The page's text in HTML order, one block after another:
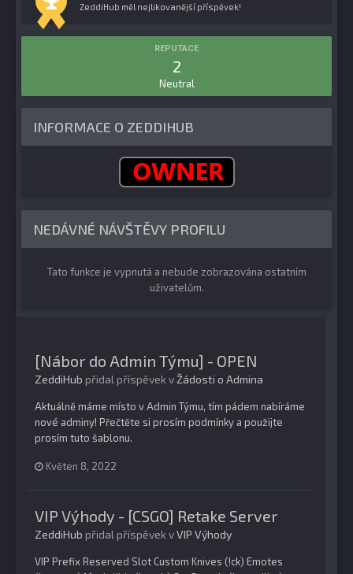
ZeddiHub měl nejlikovanější příspěvek!
REPUTACE
2
Neutral
INFORMACE O ZEDDIHUB
NEDÁVNÉ NÁVŠTĚVY PROFILU
Tato funkce je vypnutá a nebude zobrazována ostatním
uživatelům.
[Nábor do Admin Týmu] - OPEN
ZeddiHub přidal příspěvek vŽádosti o Admina
Aktuálně máme místo v Admin Týmu, tím pádem nabíráme
nové adminy! Přečtěte si prosím podmínky a použijte
prosím tuto šablonu.
Květen 8, 2022
VIP Výhody - [CSGO] Retake Server
ZeddiHub přidal příspěvek vVIP Výhody
VIP Prefix Reserved Slot Custom Knives (!ck) Emotes